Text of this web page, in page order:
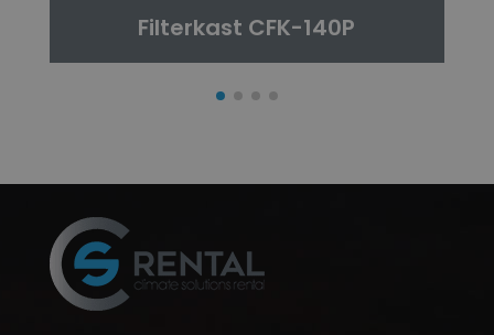
Filterkast CFK-140P